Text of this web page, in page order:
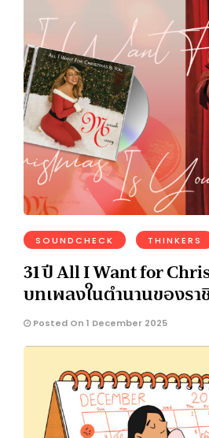
SOUNDCHECK THINKERS
31 ปี All I Want for
บทเพลงในตำนานของร
Posted On 1 December 2025